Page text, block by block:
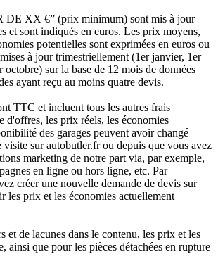
DE XX €” (prix minimum) sont mis à jour
et sont indiqués en euros. Les prix moyens,
potentielles sont exprimées en euros ou
à jour trimestriellement (1er janvier, 1er
sur la base de 12 mois de données
ayant reçu au moins quatre devis.
TTC et incluent tous les autres frais
d'offres, les prix réels, les économies
des garages peuvent avoir changé
visite sur autobutler.fr ou depuis que vous avez
marketing de notre part via, par exemple,
en ligne ou hors ligne, etc. Par
créer une nouvelle demande de devis sur
les prix et les économies actuellement
et de lacunes dans le contenu, les prix et les
ainsi que pour les pièces détachées en rupture